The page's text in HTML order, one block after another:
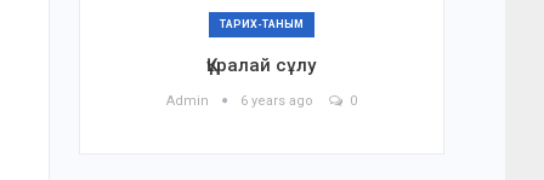
ТАРИХ-ТАНЫМ
Құралай сұлу
Admin 6 years ago 0